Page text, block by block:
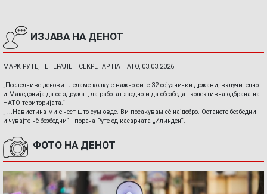
ИЗЈАВА НА ДЕНОТ
МАРК РУТЕ, ГЕНЕРАЛЕН СЕКРЕТАР НА НАТО, 03.03.2026
„Последниве денови гледаме колку е важно сите 32 сојузнички држави, вклучително
и Македонија да се здружат, да работат заедно и да обезбедат колективна одбрана на
НАТО територијата.“
„ ...Навистина ми е чест што сум овде. Ви посакувам сè најдобро. Останете безбедни –
и чувајте нè безбедни“ - порача Руте од касарната „Илинден“.
ФОТО НА ДЕНОТ